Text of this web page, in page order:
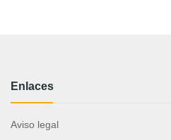
Enlaces
Aviso legal